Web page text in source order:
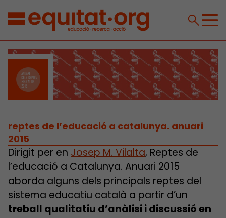
reptes de l’educació a catalunya. anuari
2015
Dirigit per en Josep M. Vilalta, Reptes de
l’educació a Catalunya. Anuari 2015
aborda alguns dels principals reptes del
sistema educatiu català a partir d’un
treball qualitatiu d’anàlisi i discussió en